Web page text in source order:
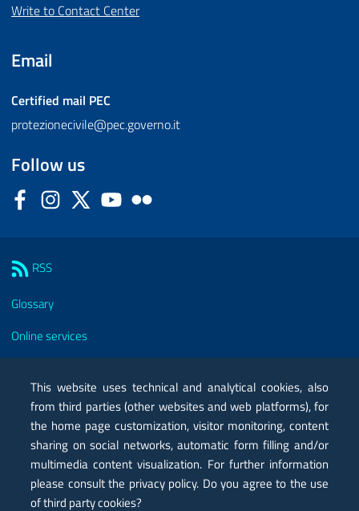
Write to Contact Center
Email
Certified mail PEC
protezionecivile@pec.governo.it
Follow us
FacebookInstagram
Twitter YouTube
RSS
Glossary
Online services
Certified mail PEC
Privacy
Legal notes
Contacts
This website uses technical and analytical cookies, also
from third parties (other websites and web platforms), for
the home page customization, visitor monitoring, content
sharing on social networks, automatic form filling and/or
multimedia content visualization. For further information
please consult the privacy policy. Do you agree to the use
of third party cookies?